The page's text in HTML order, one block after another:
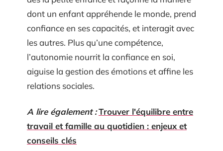
dont un enfant appréhende le monde, prend
confiance en ses capacités, et interagit avec
les autres. Plus qu’une compétence,
l’autonomie nourrit la confiance en soi,
aiguise la gestion des émotions et affine les
relations sociales.
A lire également :Trouver l'équilibre entre
travail et famille au quotidien : enjeux et
conseils clés